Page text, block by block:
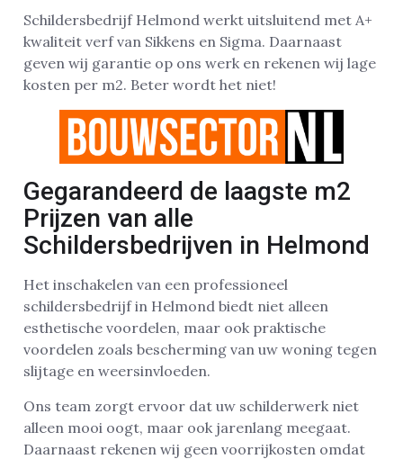
Schildersbedrijf Helmond werkt uitsluitend met A+
kwaliteit verf van Sikkens en Sigma. Daarnaast
geven wij garantie op ons werk en rekenen wij lage
kosten per m2. Beter wordt het niet!
Gegarandeerd de laagste m2
Prijzen van alle
Schildersbedrijven in Helmond
Het inschakelen van een professioneel
schildersbedrijf in Helmond biedt niet alleen
esthetische voordelen, maar ook praktische
voordelen zoals bescherming van uw woning tegen
slijtage en weersinvloeden.
Ons team zorgt ervoor dat uw schilderwerk niet
alleen mooi oogt, maar ook jarenlang meegaat.
Daarnaast rekenen wij geen voorrijkosten omdat